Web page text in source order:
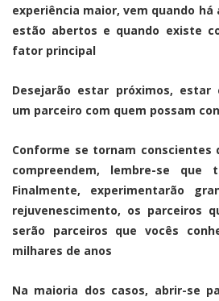
experiência maior, vem quando há
estão abertos e quando existe
fator principal
Desejarão estar próximos,
um parceiro com quem possam
Conforme se tornam conscientes
compreendem, lembre-se que
Finalmente, experimentarão
rejuvenescimento, os parceiros
serão parceiros que vocês
milhares de anos
Na maioria dos casos, abrir-se